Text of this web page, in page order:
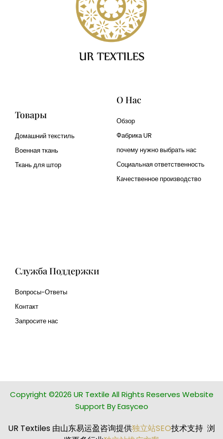
Товары
Домашний текстиль
Военная ткань
Ткань для штор
О Нас
Обзор
Фабрика UR
почему нужно выбрать нас
Социальная ответственность
Качественное производство
Служба Поддержки
Вопросы-Ответы
Контакт
Запросите нас
Copyright ©2026 UR Textile All Rights Reserves Website
Support By Easyceo
UR Textiles 由山东易运盈咨询提供独立站SEO技术支持 浏